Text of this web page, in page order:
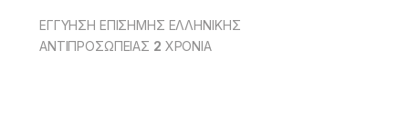
ΕΓΓΥΗΣΗ ΕΠΙΣΗΜΗΣ ΕΛΛΗΝΙΚΗΣ
ΑΝΤΙΠΡΟΣΩΠΕΙΑΣ 2 ΧΡΟΝΙΑ